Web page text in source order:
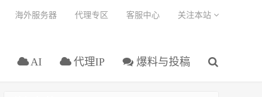
AI 代理IP 爆料与投稿
海外服务器 代理专区 客服中心 关注本站